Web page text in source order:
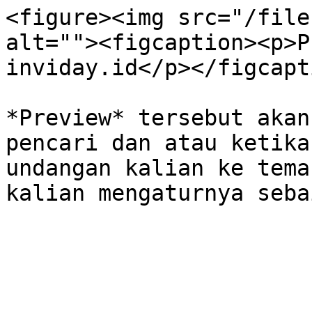
<figure><img src="/files/
inviday.id</p></
*Preview* tersebut
pencari dan atau
undangan kalian ke